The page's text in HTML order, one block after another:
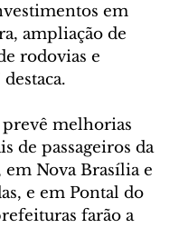
em
ampliação de
rodovias e
melhorias
de passageiros da
Nova Brasília e
e em Pontal do
farão a